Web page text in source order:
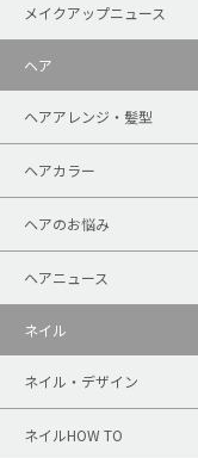
メイクアップニュース
ヘア
ヘアアレンジ・髪型
ヘアカラー
ヘアのお悩み
ヘアニュース
ネイル
ネイル・デザイン
ネイルHOW TO